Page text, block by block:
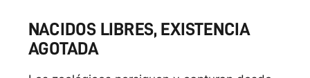
NACIDOS LIBRES, EXISTENCIA
AGOTADA